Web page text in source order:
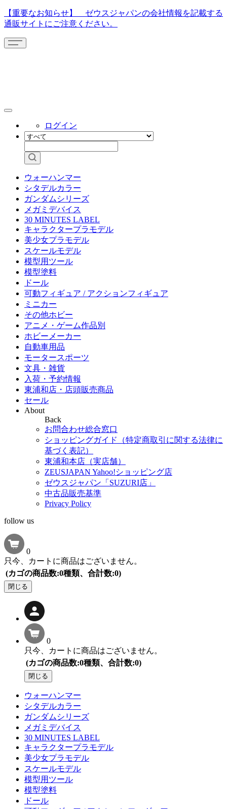
【重要なお知らせ】 ゼウスジャパンの会社情報を記載する
通販サイトにご注意ください。
ログイン
ウォーハンマー
シタデルカラー
ガンダムシリーズ
メガミデバイス
30 MINUTES LABEL
キャラクタープラモデル
美少女プラモデル
スケールモデル
模型用ツール
模型塗料
ドール
可動フィギュア / アクションフィギュア
ミニカー
その他ホビー
アニメ・ゲーム作品別
ホビーメーカー
自動車用品
モータースポーツ
文具・雑貨
入荷・予約情報
東浦和店・店頭販売商品
セール
About
Back
お問合わせ総合窓口
ショッピングガイド（特定商取引に関する法律に
基づく表記）
東浦和本店（実店舗）
ZEUSJAPAN Yahoo!ショッピング店
ゼウスジャパン「SUZURI店」
中古品販売基準
Privacy Policy
follow us
0
只今、カートに商品はございません。
(カゴの商品数:0種類、合計数:0)
閉じる
0
只今、カートに商品はございません。
(カゴの商品数:0種類、合計数:0)
閉じる
ウォーハンマー
シタデルカラー
ガンダムシリーズ
メガミデバイス
30 MINUTES LABEL
キャラクタープラモデル
美少女プラモデル
スケールモデル
模型用ツール
模型塗料
ドール